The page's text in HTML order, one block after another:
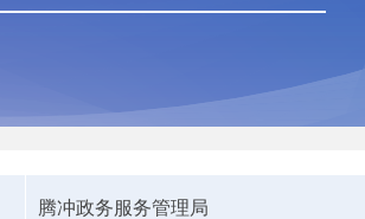
腾冲政务服务管理局